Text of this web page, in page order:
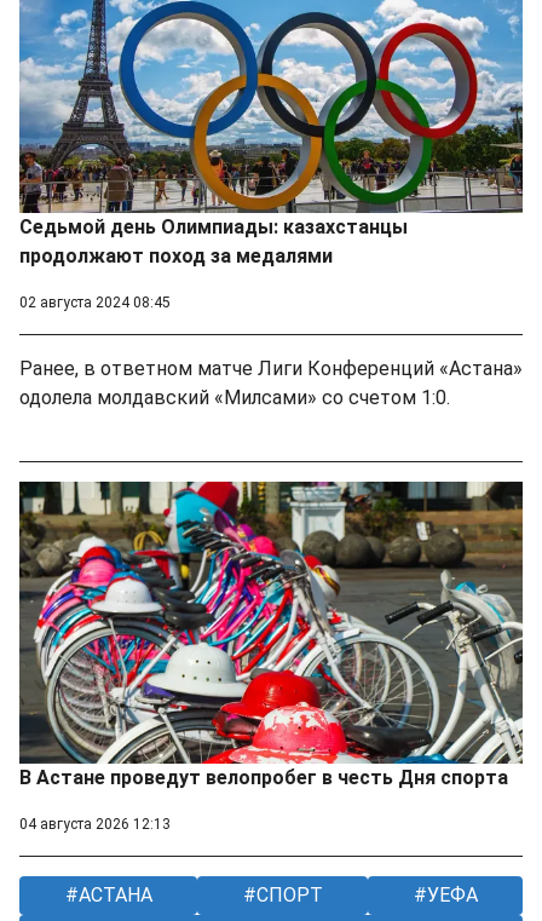
Седьмой день Олимпиады: казахстанцы
продолжают поход за медалями
02 августа 2024 08:45
Ранее, в ответном матче Лиги Конференций «Астана»
одолела молдавский «Милсами» со счетом 1:0.
В Астане проведут велопробег в честь Дня спорта
04 августа 2026 12:13
АСТАНА СПОРТ
УЕФА